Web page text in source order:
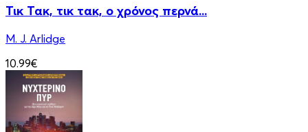
Τικ Τακ, τικ τακ, ο χρόνος περνά...
M. J. Arlidge
10.99€